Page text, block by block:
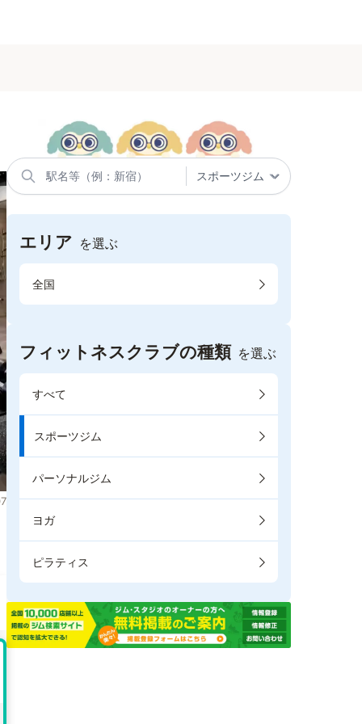
エリア を選ぶ
全国
フィットネスクラブの種類 を選ぶ
すべて
スポーツジム
パーソナルジム
ヨガ
ピラティス